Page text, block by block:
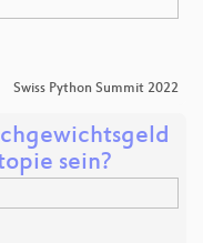
Swiss Python Summit 2022
sein?